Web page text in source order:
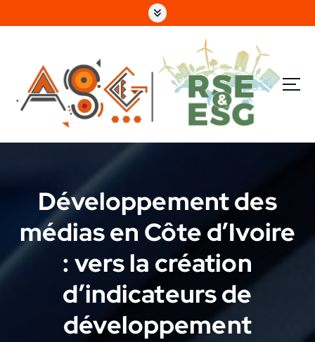
Développement des
médias en Côte d’Ivoire
: vers la création
d’indicateurs de
développement